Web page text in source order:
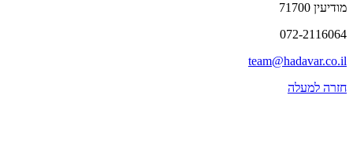
מודיעין 71700
072-2116064
team@hadavar.co.il
חזרה למעלה